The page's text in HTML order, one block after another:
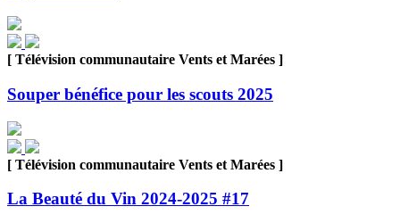
[ Télévision communautaire Vents et Marées ]
Souper bénéfice pour les scouts 2025
[ Télévision communautaire Vents et Marées ]
La Beauté du Vin 2024-2025 #17